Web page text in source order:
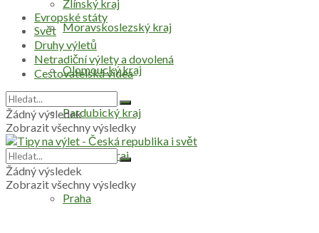
Moravskoslezský kraj
Olomoucký kraj
Pardubický kraj
Plzeňský kraj
Praha
Zlínský kraj
Evropské státy
Svět
Druhy výletů
Netradiční výlety a dovolená
Cestovatelská videa
Žádný výsledek
Zobrazit všechny výsledky
Žádný výsledek
Zobrazit všechny výsledky